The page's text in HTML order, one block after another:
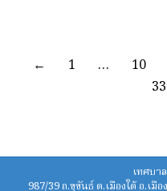
← 1 … 10
เทศบา
987/39 ถ.ขุขันธ์ ต.เมืองใต้ อ.เมื